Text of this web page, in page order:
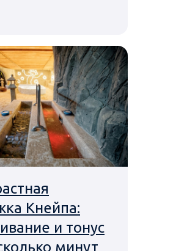
Кнейпа:
и тонус
минут